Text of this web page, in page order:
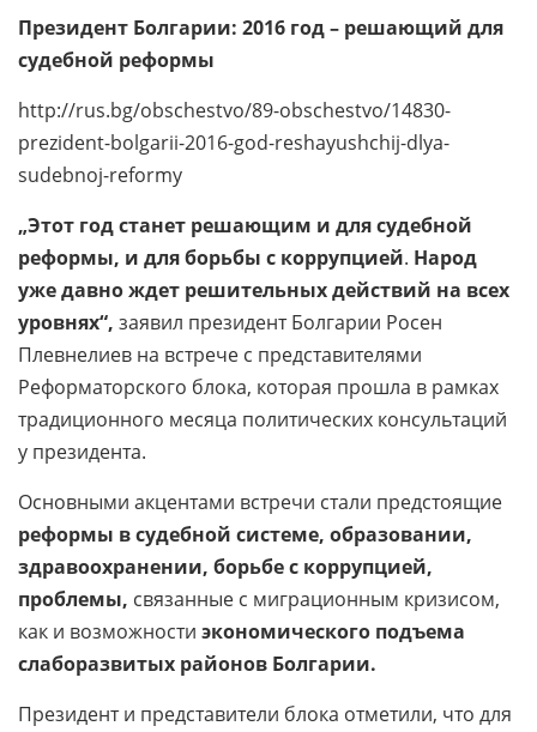
Президент Болгарии: 2016 год – решающий для
судебной реформы
http://rus.bg/obschestvo/89-obschestvo/14830-
prezident-bolgarii-2016-god-reshayushchij-dlya-
sudebnoj-reformy
„Этот год станет решающим и для судебной
реформы, и для борьбы с коррупцией. Народ
уже давно ждет решительных действий на всех
уровнях“, заявил президент Болгарии Росен
Плевнелиев на встрече с представителями
Реформаторского блока, которая прошла в рамках
традиционного месяца политических консультаций
у президента.
Основными акцентами встречи стали предстоящие
реформы в судебной системе, образовании,
здравоохранении, борьбе с коррупцией,
проблемы, связанные с миграционным кризисом,
как и возможности экономического подъема
слаборазвитых районов Болгарии.
Президент и представители блока отметили, что для